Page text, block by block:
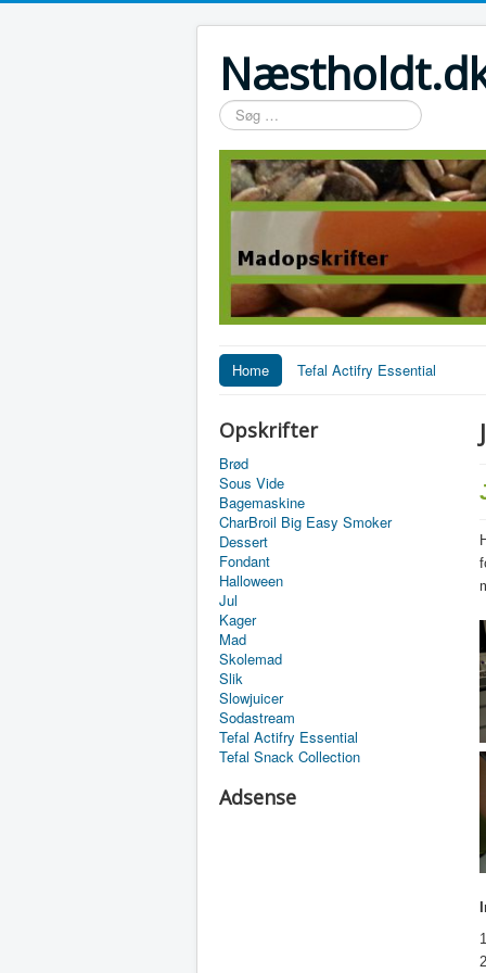
Søg
…
Home Tefal Actifry Essential
Opskrifter
Brød
Sous Vide
Bagemaskine
CharBroil Big Easy Smoker
Dessert
Fondant
Halloween
Jul
Kager
Mad
Skolemad
Slik
Slowjuicer
Sodastream
Tefal Actifry Essential
Tefal Snack Collection
Adsense